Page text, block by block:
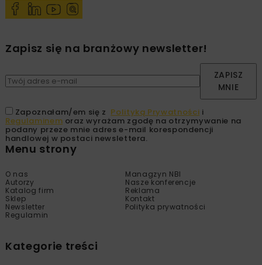
Zapisz się na branżowy newsletter!
ZAPISZ
MNIE
Zapoznałam/em się z Polityką Prywatności i
Regulaminem oraz wyrażam zgodę na otrzymywanie na
podany przeze mnie adres e-mail korespondencji
handlowej w postaci newslettera.
Menu strony
O nas
Managzyn NBI
Autorzy
Nasze konferencje
Katalog firm
Reklama
Sklep
Kontakt
Newsletter
Polityka prywatności
Regulamin
Kategorie treści